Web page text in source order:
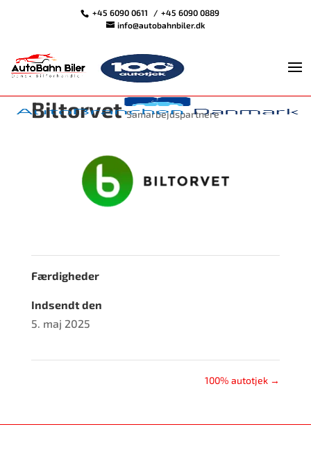
+45 6090 0611
+45 6090 0889
info@autobahnbiler.dk
Biltorvet Samarbejdspartnere
Færdigheder
Indsendt den
5. maj 2025
100% autotjek →